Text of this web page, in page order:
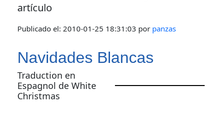
artículo
Publicado el: 2010-01-25 18:31:03 por panzas
Navidades Blancas
Traduction en
Espagnol de White
Christmas